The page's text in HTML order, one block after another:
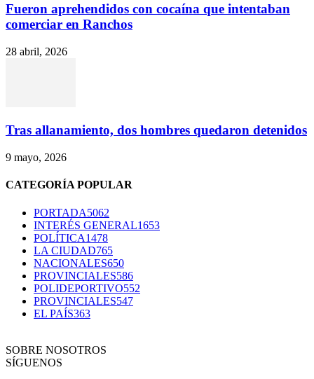
Fueron aprehendidos con cocaína que intentaban
comerciar en Ranchos
28 abril, 2026
Tras allanamiento, dos hombres quedaron detenidos
9 mayo, 2026
CATEGORÍA POPULAR
PORTADA5062
INTERÉS GENERAL1653
POLÍTICA1478
LA CIUDAD765
NACIONALES650
PROVINCIALES586
POLIDEPORTIVO552
PROVINCIALES547
EL PAÍS363
SOBRE NOSOTROS
SÍGUENOS